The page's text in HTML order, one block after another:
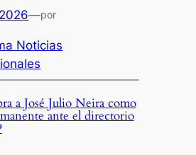
—por
Noticias
a José Julio Neira como
ante el directorio